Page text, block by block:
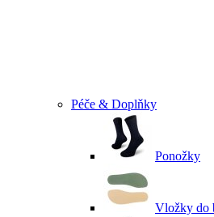
Péče & Doplňky
Ponožky
Vložky do